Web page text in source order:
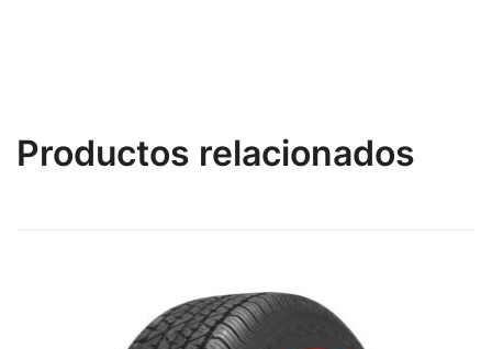
Productos relacionados